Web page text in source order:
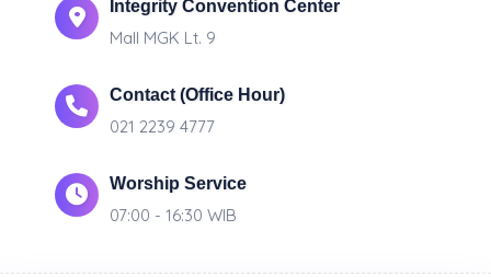
Integrity Convention Center
Mall MGK Lt. 9
Contact (Office Hour)
021 2239 4777
Worship Service
07:00 - 16:30 WIB